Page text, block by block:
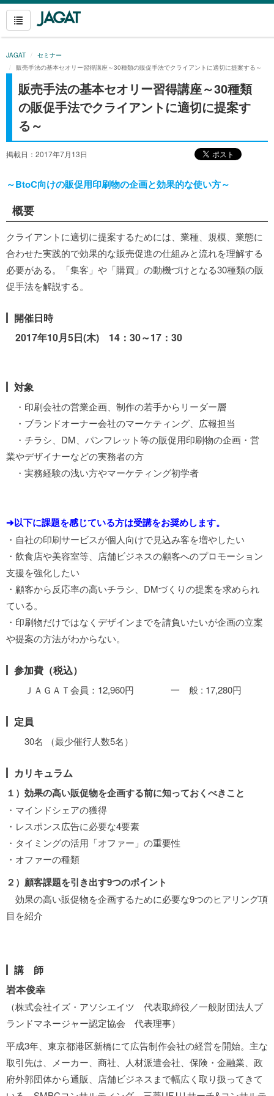
JAGAT
セミナー
販売手法の基本セオリー習得講座～30種類の販促手法でクライアントに適切に提案する～
販売手法の基本セオリー習得講座～30種類
の販促手法でクライアントに適切に提案す
る～
掲載日：2017年7月13日
～BtoC向けの販促用印刷物の企画と効果的な使い方～
概要
クライアントに適切に提案するためには、業種、規模、業態に
合わせた実践的で効果的な販売促進の仕組みと流れを理解する
必要がある。「集客」や「購買」の動機づけとなる30種類の販
促手法を解説する。
開催日時
2017年10月5日(木) 14：30～17：30
対象
・印刷会社の営業企画、制作の若手からリーダー層
・ブランドオーナー会社のマーケティング、広報担当
・チラシ、DM、パンフレット等の販促用印刷物の企画・営
業やデザイナーなどの実務者の方
・実務経験の浅い方やマーケティング初学者
➔以下に課題を感じている方は受講をお奨めします。
・自社の印刷サービスが個人向けで見込み客を増やしたい
・飲食店や美容室等、店舗ビジネスの顧客へのプロモーション
支援を強化したい
・顧客から反応率の高いチラシ、DMづくりの提案を求められ
ている。
・印刷物だけではなくデザインまでを請負いたいが企画の立案
や提案の方法がわからない。
参加費（税込）
ＪＡＧＡＴ会員：12,960円 一 般 : 17,280円
定員
30名 （最少催行人数5名）
カリキュラム
１）効果の高い販促物を企画する前に知っておくべきこと
・マインドシェアの獲得
・レスポンス広告に必要な4要素
・タイミングの活用「オファー」の重要性
・オファーの種類
２）顧客課題を引き出す9つのポイント
効果の高い販促物を企画するために必要な9つのヒアリング項
目を紹介
講 師
岩本俊幸
（株式会社イズ・アソシエイツ 代表取締役／一般財団法人ブ
ランドマネージャー認定協会 代表理事）
平成3年、東京都港区新橋にて広告制作会社の経営を開始。主な
取引先は、メーカー、商社、人材派遣会社、保険・金融業、政
府外郭団体から通販、店舗ビジネスまで幅広く取り扱ってきて